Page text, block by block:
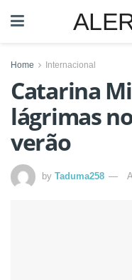
Home Internacional
Catarina
lágrimas
verão
by Taduma258